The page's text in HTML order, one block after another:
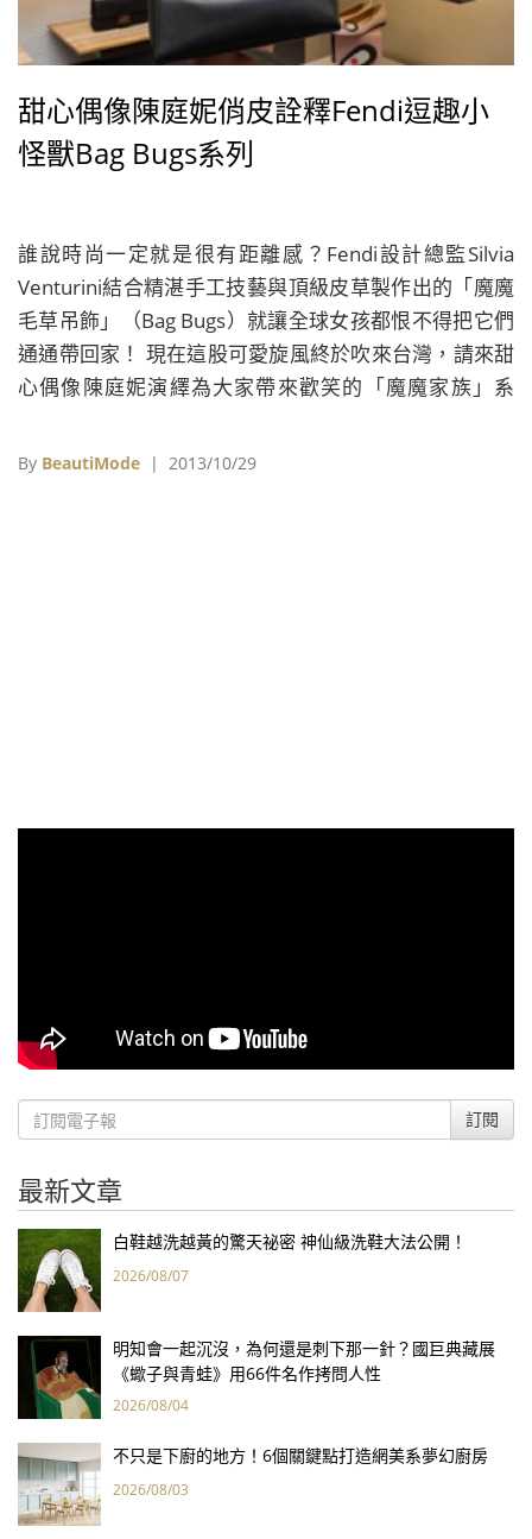
甜心偶像陳庭妮俏皮詮釋Fendi逗趣小
怪獸Bag Bugs系列
誰說時尚一定就是很有距離感？Fendi設計總監Silvia
Venturini結合精湛手工技藝與頂級皮草製作出的「魔魔
毛草吊飾」（Bag Bugs）就讓全球女孩都恨不得把它們
通通帶回家！ 現在這股可愛旋風終於吹來台灣，請來甜
心偶像陳庭妮演繹為大家帶來歡笑的「魔魔家族」系
系列的粉紅洋裝，搭配她個人最喜歡的「黑色牛皮魔魔
By BeautiMode | 2013/10/29
訂閱
最新文章
白鞋越洗越黃的驚天祕密 神仙級洗鞋大法公開！
2026/08/07
明知會一起沉沒，為何還是刺下那一針？國巨典藏展
《蠍子與青蛙》用66件名作拷問人性
2026/08/04
不只是下廚的地方！6個關鍵點打造網美系夢幻廚房
2026/08/03